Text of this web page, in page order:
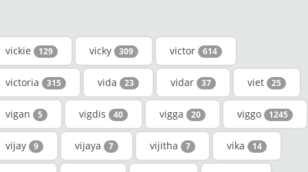
vickie 129 vicky 309 victor 614
victoria 315 vida 23 vidar 37 viet 25
vigan 5 vigdis 40 vigga 20 viggo 1245
vijay 9 vijaya 7 vijitha 7 vika 14